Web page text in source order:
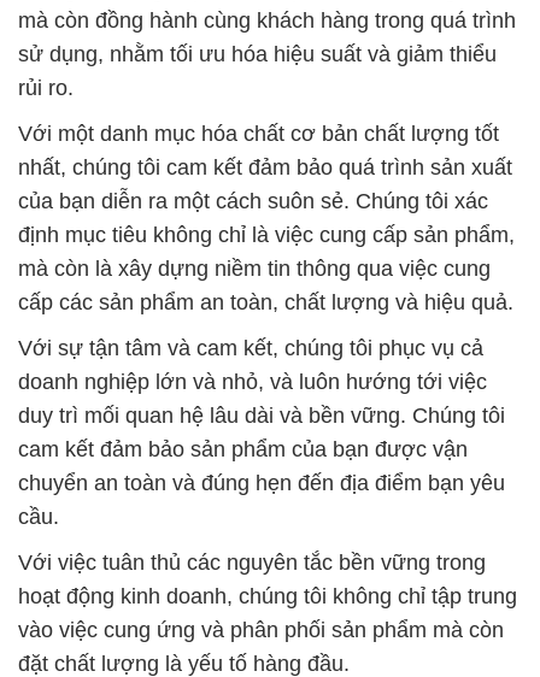
mà còn đồng hành cùng khách hàng trong quá trình
sử dụng, nhằm tối ưu hóa hiệu suất và giảm thiểu
rủi ro.
Với một danh mục hóa chất cơ bản chất lượng tốt
nhất, chúng tôi cam kết đảm bảo quá trình sản xuất
của bạn diễn ra một cách suôn sẻ. Chúng tôi xác
định mục tiêu không chỉ là việc cung cấp sản phẩm,
mà còn là xây dựng niềm tin thông qua việc cung
cấp các sản phẩm an toàn, chất lượng và hiệu quả.
Với sự tận tâm và cam kết, chúng tôi phục vụ cả
doanh nghiệp lớn và nhỏ, và luôn hướng tới việc
duy trì mối quan hệ lâu dài và bền vững. Chúng tôi
cam kết đảm bảo sản phẩm của bạn được vận
chuyển an toàn và đúng hẹn đến địa điểm bạn yêu
cầu.
Với việc tuân thủ các nguyên tắc bền vững trong
hoạt động kinh doanh, chúng tôi không chỉ tập trung
vào việc cung ứng và phân phối sản phẩm mà còn
đặt chất lượng là yếu tố hàng đầu.